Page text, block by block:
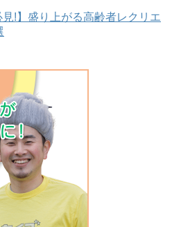
見!】盛り上がる高齢者レクリエ